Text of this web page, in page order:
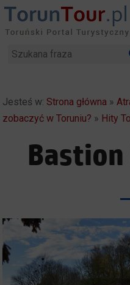
Jesteś w: Strona główna »
zobaczyć w Toruniu? » Hity
Bastion